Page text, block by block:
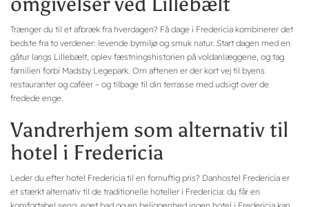
Trænger du til et afbræk fra hverdagen? Få dage i Fredericia kombinerer det
bedste fra to verdener: levende bymiljø og smuk natur. Start dagen med en
gåtur langs Lillebælt, oplev fæstningshistorien på voldanlæggene, og tag
familien forbi Madsby Legepark. Om aftenen er der kort vej til byens
restauranter og caféer – og tilbage til din terrasse med udsigt over de
fredede enge.
Vandrerhjem som alternativ til
hotel i Fredericia
Leder du efter hotel Fredericia til en fornuftig pris? Danhostel Fredericia er
et stærkt alternativ til de traditionelle hoteller i Fredericia: du får en